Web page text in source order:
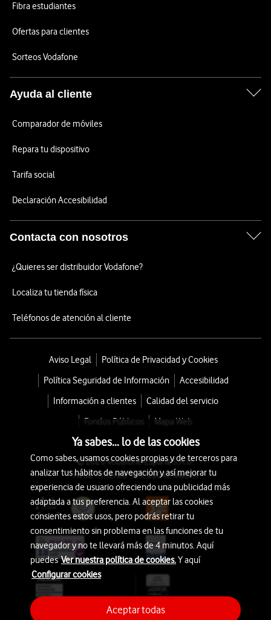
Fibra estudiantes
Ofertas para clientes
Sorteos Vodafone
Ayuda al cliente
Comparador de móviles
Repara tu dispositivo
Tarifa social
Declaración Accesibilidad
Contacta con nosotros
¿Quieres ser distribuidor Vodafone?
Localiza tu tienda física
Teléfonos de atención al cliente
Aviso Legal
Política de Privacidad y Cookies
Política Seguridad de Información
Accesibilidad
Información a clientes
Calidad del servicio
Fondos Públicos
Mapa Web
© 2026 Vodafone España S.A.U.
Avda. América 115, 28042 Madrid
Ya sabes... lo de las cookies
Como sabes, usamos cookies propias y de terceros para
analizar tus hábitos de navegación y así mejorar tu
experiencia de usuario ofreciendo una publicidad más
adaptada a tus preferencia. Al aceptar las cookies
consientes estos usos, pero podrás retirar tu
consentimiento sin problema en las funciones de tu
navegador y no te llevará más de 4 minutos. Aquí
puedesVer nuestra política de cookies.Y aquí
Configurar cookies
Aceptar todas